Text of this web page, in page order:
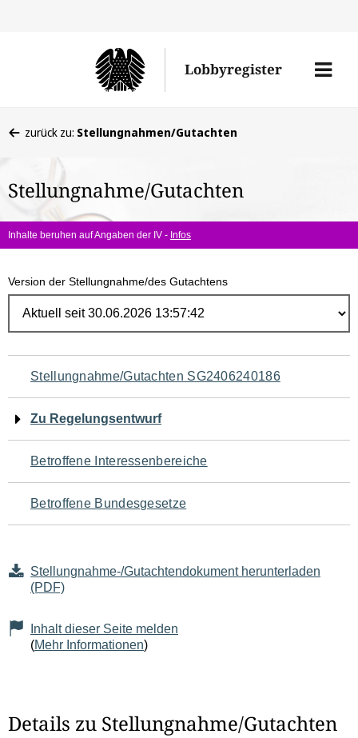
Lobbyregister
Menü
befinden
hier:
zurück zu: Stellungnahmen/Gutachten
Stellungnahme/Gutachten
Inhalte beruhen auf Angaben der IV - Infos
Version der Stellungnahme/des Gutachtens
Navigation
für
den
Seiteninhalt
Stellungnahme/Gutachten SG2406240186
Zu Regelungsentwurf
Betroffene Interessenbereiche
Betroffene Bundesgesetze
Stellungnahme-/Gutachtendokument herunterladen
(PDF)
Inhalt dieser Seite melden
(Mehr Informationen)
Details zu Stellungnahme/Gutachten